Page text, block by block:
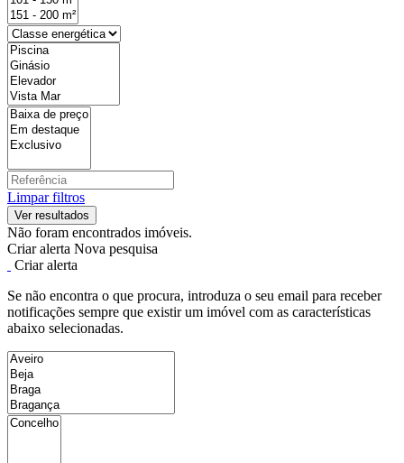
Limpar filtros
Não foram encontrados imóveis.
Criar alerta Nova pesquisa
Criar alerta
Se não encontra o que procura, introduza o seu email para receber
notificações sempre que existir um imóvel com as características
abaixo selecionadas.